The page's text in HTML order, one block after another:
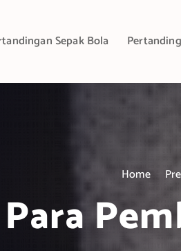
Sepak Bola
Home